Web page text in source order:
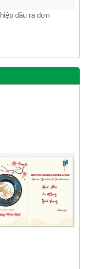
đầu ra đơn